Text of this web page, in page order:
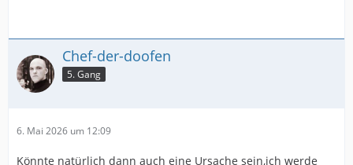
Chef-der-doofen
5. Gang
6. Mai 2026 um 12:09
Könnte natürlich dann auch eine Ursache sein,ich werde